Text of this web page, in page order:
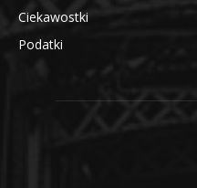
Ciekawostki
Podatki